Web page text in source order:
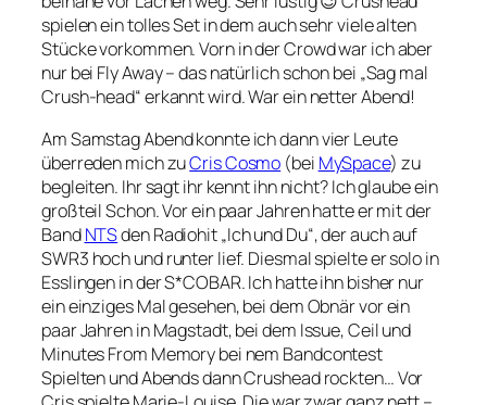
spielen ein tolles Set in dem auch sehr viele alten
Stücke vorkommen. Vorn in der Crowd war ich aber
nur bei Fly Away – das natürlich schon bei „Sag mal
Crush-head“ erkannt wird. War ein netter Abend!
Am Samstag Abend konnte ich dann vier Leute
überreden mich zuCris Cosmo (bei MySpace) zu
begleiten. Ihr sagt ihr kennt ihn nicht? Ich glaube ein
großteil Schon. Vor ein paar Jahren hatte er mit der
BandNTSden Radiohit „Ich und Du“, der auch auf
SWR3 hoch und runter lief. Diesmal spielte er solo in
Esslingen in der S*COBAR. Ich hatte ihn bisher nur
ein einziges Mal gesehen, bei dem Obnär vor ein
paar Jahren in Magstadt, bei dem Issue, Ceil und
Minutes From Memory bei nem Bandcontest
Spielten und Abends dann Crushead rockten… Vor